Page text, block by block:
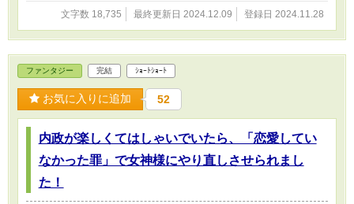
文字数 18,735 最終更新日 2024.12.09 登録日 2024.11.28
ファンタジー 完結 ｼｮｰﾄｼｮｰﾄ
お気に入りに追加 52
内政が楽しくてはしゃいでいたら、「恋愛してい
なかった罪」で女神様にやり直しさせられまし
た！